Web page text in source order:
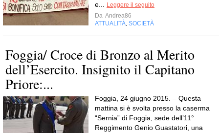
e...
Leggere il seguito
Da Andrea86
ATTUALITÀ SOCIETÀ
Foggia/ Croce di Bronzo al Merito
dell’Esercito. Insignito il Capitano
Priore:...
Foggia, 24 giugno 2015. – Questa
mattina si è svolta presso la caserma
“Sernia” di Foggia, sede dell’11°
Reggimento Genio Guastatori, una